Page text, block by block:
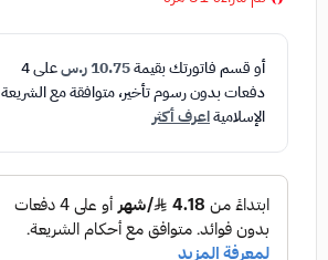
أو قسم فاتورتك بقيمة10.75 ر.س على4
دفعات بدون رسوم تأخير، متوافقة مع الشريعة
الإسلاميةاعرف أكثر